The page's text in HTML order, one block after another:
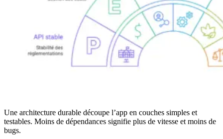
Une architecture durable découpe l’app en couches simples et
testables. Moins de dépendances signifie plus de vitesse et moins de
bugs.